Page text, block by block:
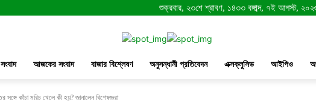
শুক্রবার, ২৩শে শ্রাবণ, ১৪৩৩ বঙ্গাব্দ, ৭ই আগস্ট, ২০২৬
আজকের সংবাদ বাজার বিশ্লেষণ অনুসন্ধানী প্রতিবেদন এক্সক্লুসিভ আইপিও
সঙ্গে কাঁচা মরিচ খেলে কী হয়? জানালেন বিশেষজ্ঞরা